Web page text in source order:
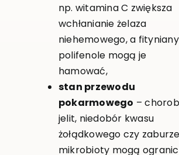
np. witamina C zwiększa
wchłanianie żelaza
niehemowego, a
polifenole mogą je
hamować,
stan przewodu
pokarmowego –
jelit, niedobór kwasu
żołądkowego czy
mikrobioty mogą